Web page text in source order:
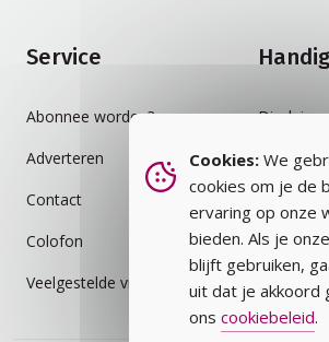
Service
Abonnee worden?
Adverteren
Contact
Colofon
Veelgestelde vragen
Vakblad
Cookies: We
cookies om je de
ervaring op onze
bieden. Als je
blijft gebruiken,
uit dat je akkoord
ons cookiebeleid.